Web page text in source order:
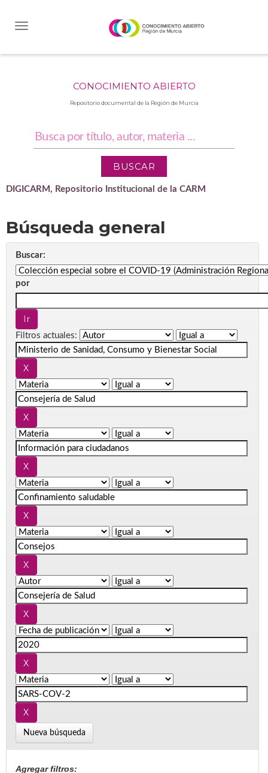
CONOCIMIENTO ABIERTO
Repositorio documental de la Región de Murcia
DIGICARM, Repositorio Institucional de la CARM
Búsqueda general
Buscar:
por
Filtros actuales:
Nueva búsqueda
Agregar filtros: